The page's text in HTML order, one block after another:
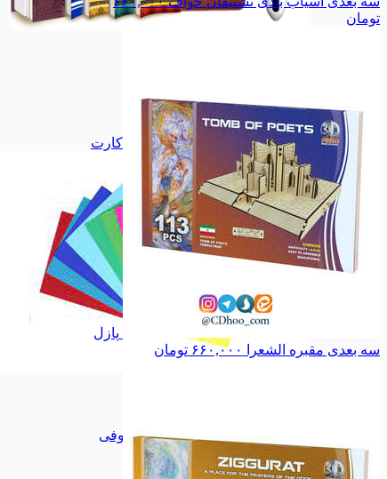
اجتماعی اجتماعی
سیاسی سیاسی
همه دسته بندی های فلش کارت
مجموعه کوفی مجموعه کوفی
میناکاری میناکاری
طرح ویژه طرح ویژه
تومان
پازل
سه بعدی مقبره الشعرا
۶۶۰,۰۰۰ تومان